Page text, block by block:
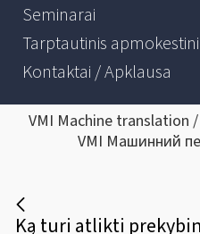
Seminarai
Tarptautinis
Kontaktai / Apklausa
VMI Machine
VMI Машинний